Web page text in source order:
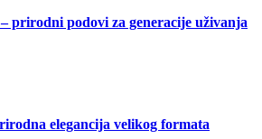
prirodni podovi za generacije uživanja
elegancija velikog formata